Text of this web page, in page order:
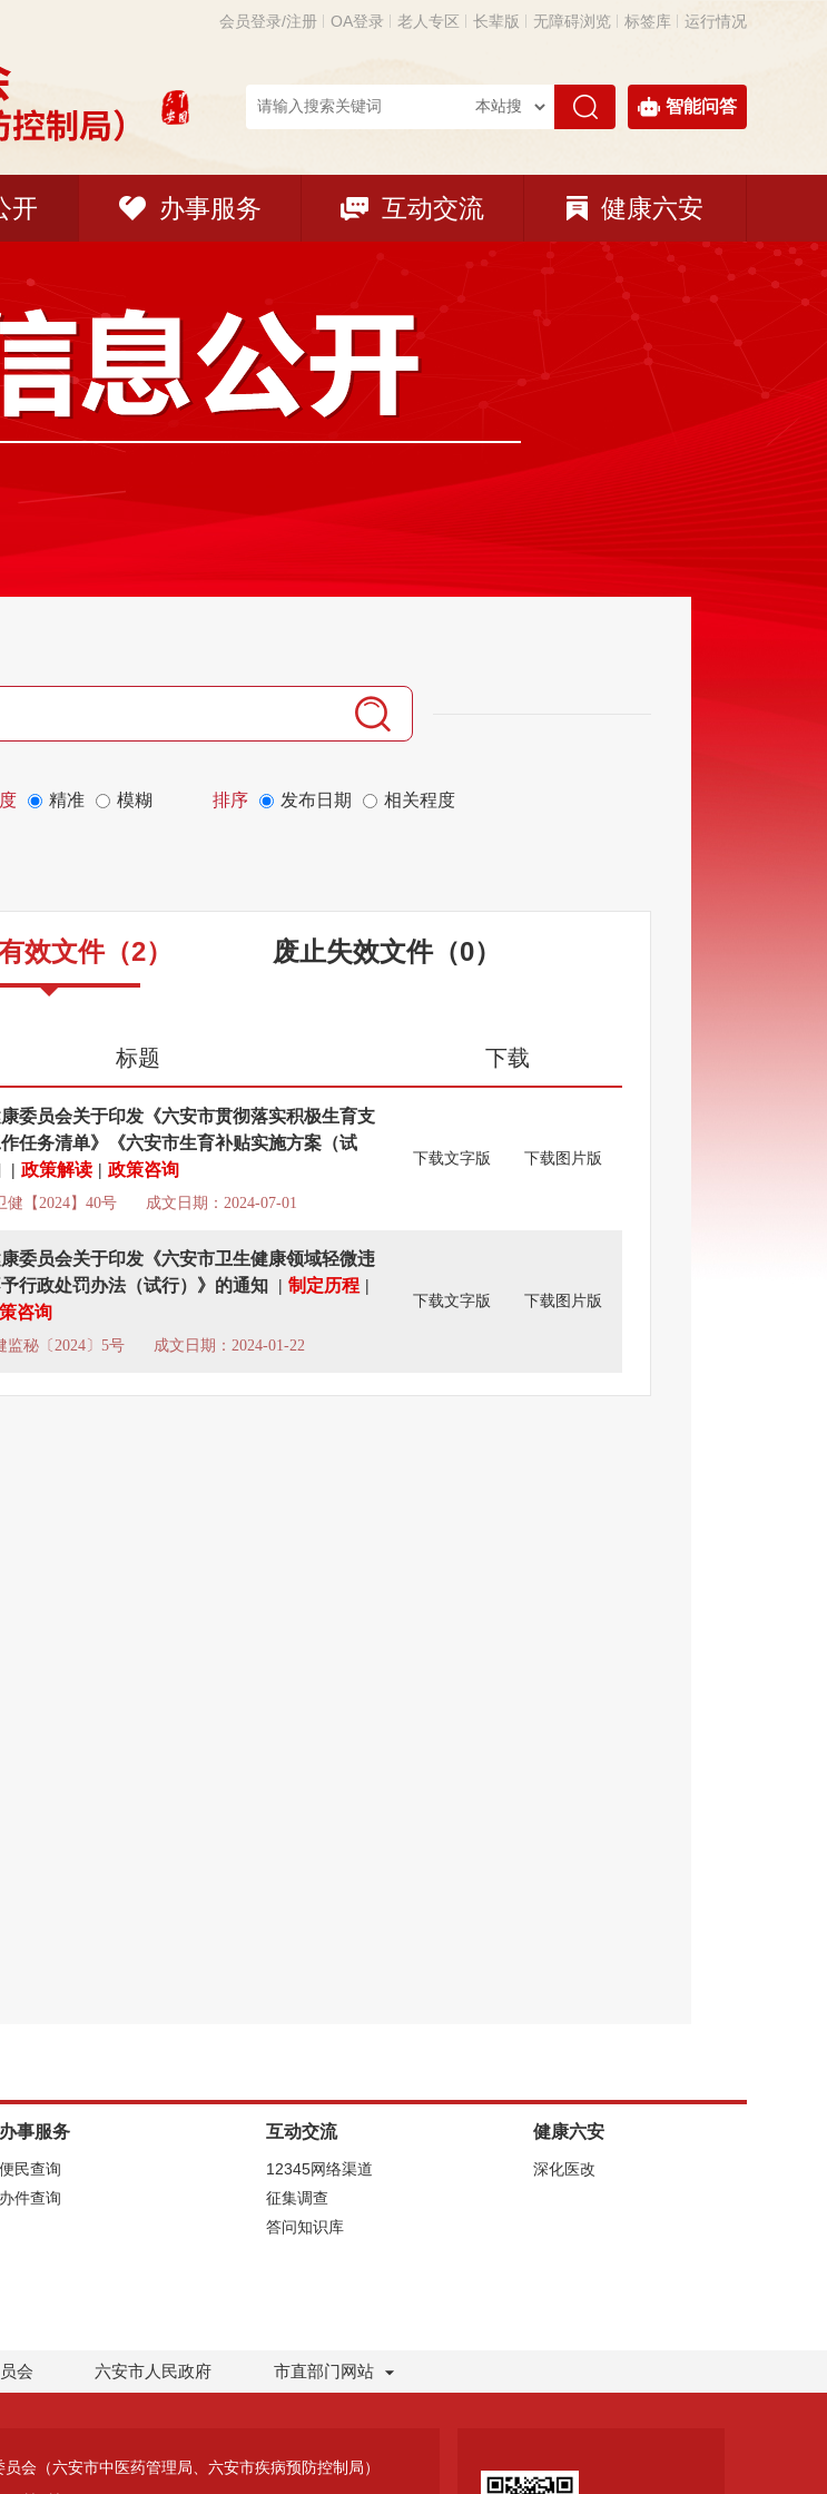
会员登录/注册 OA登录 老人专区 长辈版 无障碍浏览 标签库 运行情况
智能问答
开 办事服务 互动交流 健康六安
精准 模糊 排序 发布日期 相关程度
效文件（2） 废止失效文件（0）
标题 下载
委员会关于印发《六安市贯彻落实积极生育支
任务清单》《六安市生育补贴实施方案（试
| 政策解读 | 政策咨询
健【2024】40号 成文日期：2024-07-01
下载文字版 下载图片版
委员会关于印发《六安市卫生健康领域轻微违
行政处罚办法（试行）》的通知 | 制定历程 |
咨询
监秘〔2024〕5号 成文日期：2024-01-22
下载文字版 下载图片版
办事服务
便民查询
办件查询
互动交流
12345网络渠道
征集调查
答问知识库
健康六安
深化医改
会 六安市人民政府 市直部门网站
会（六安市中医药管理局、六安市疾病预防控制局）